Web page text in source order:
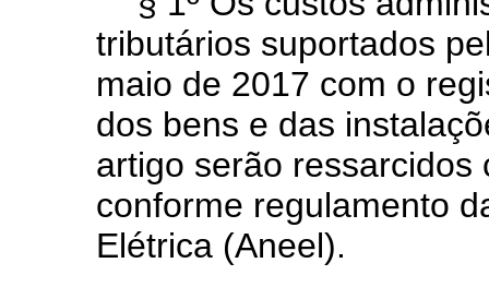
tributários suportados
maio de 2017 com o
dos bens e das
artigo serão ressarcidos
conforme regulamento
Elétrica (Aneel).